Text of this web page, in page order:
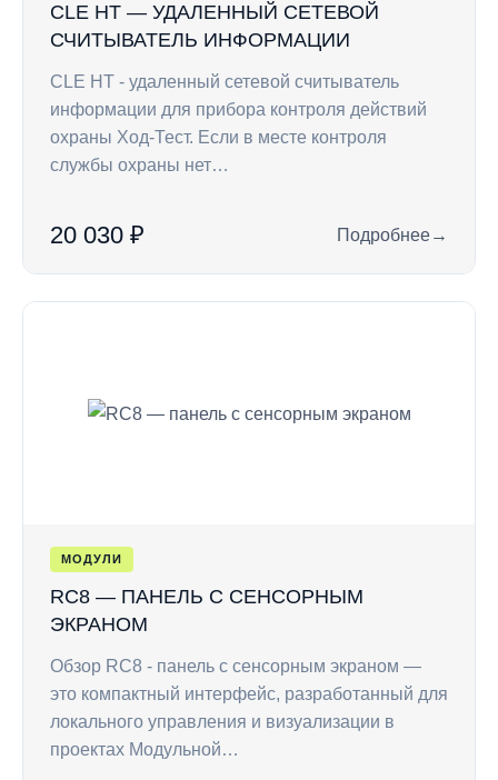
CLE HT — УДАЛЕННЫЙ СЕТЕВОЙ
СЧИТЫВАТЕЛЬ ИНФОРМАЦИИ
CLE HT - удаленный сетевой считыватель
информации для прибора контроля действий
охраны Ход-Тест. Если в месте контроля
службы охраны нет…
20 030 ₽ Подробнее
: CLE HT —
→
МОДУЛИ
RC8 — ПАНЕЛЬ С СЕНСОРНЫМ
ЭКРАНОМ
Обзор RC8 - панель с сенсорным экраном —
это компактный интерфейс, разработанный для
локального управления и визуализации в
проектах Модульной…